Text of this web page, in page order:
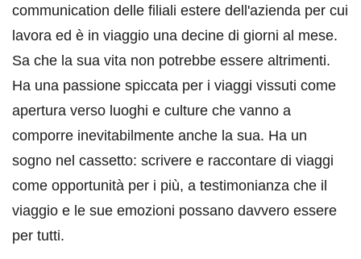
communication delle filiali estere dell'azienda per cui
lavora ed è in viaggio una decine di giorni al mese.
Sa che la sua vita non potrebbe essere altrimenti.
Ha una passione spiccata per i viaggi vissuti come
apertura verso luoghi e culture che vanno a
comporre inevitabilmente anche la sua. Ha un
sogno nel cassetto: scrivere e raccontare di viaggi
come opportunità per i più, a testimonianza che il
viaggio e le sue emozioni possano davvero essere
per tutti.